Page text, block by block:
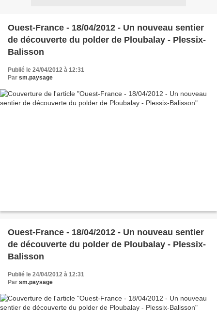
Ouest-France - 18/04/2012 - Un nouveau sentier
de découverte du polder de Ploubalay - Plessix-
Balisson
Publié le 24/04/2012 à 12:31
Par sm.paysage
Ouest-France - 18/04/2012 - Un nouveau sentier
de découverte du polder de Ploubalay - Plessix-
Balisson
Publié le 24/04/2012 à 12:31
Par sm.paysage